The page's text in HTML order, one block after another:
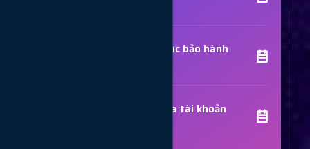
Các dịch vụ đã mua có được bảo hành
Sử dụng dịch vụ có bị khóa tài khoản